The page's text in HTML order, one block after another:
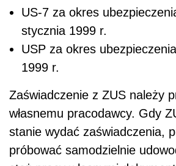
US-7 za okres
stycznia 1999 r.
USP za okres
1999 r.
Zaświadczenie z ZUS należy
własnemu pracodawcy. Gdy
stanie wydać zaświadczenia,
próbować samodzielnie